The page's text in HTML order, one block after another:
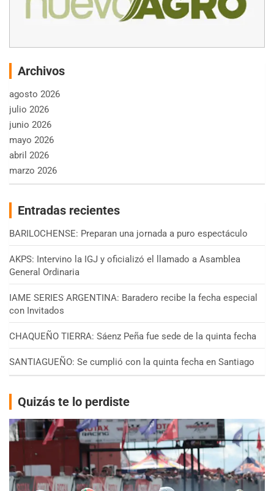
Archivos
agosto 2026
julio 2026
junio 2026
mayo 2026
abril 2026
marzo 2026
Entradas recientes
BARILOCHENSE: Preparan una jornada a puro espectáculo
AKPS: Intervino la IGJ y oficializó el llamado a Asamblea
General Ordinaria
IAME SERIES ARGENTINA: Baradero recibe la fecha especial
con Invitados
CHAQUEÑO TIERRA: Sáenz Peña fue sede de la quinta fecha
SANTIAGUEÑO: Se cumplió con la quinta fecha en Santiago
Quizás te lo perdiste